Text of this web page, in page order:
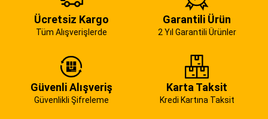
Ücretsiz Kargo
Tüm Alışverişlerde
Garantili Ürün
2 Yıl Garantili Ürünler
Güvenli Alışveriş
Güvenlikli Şifreleme
Karta Taksit
Kredi Kartına Taksit